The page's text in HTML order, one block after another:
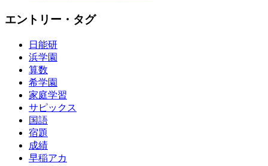
エントリー・タグ
日能研
浜学園
算数
希学園
家庭学習
サピックス
国語
宿題
成績
早稲アカ